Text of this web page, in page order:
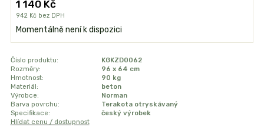
1 140 Kč
942 Kč bez DPH
Momentálně není k dispozici
Číslo produktu:
KGKZD0062
Rozměry:
96 x 64 cm
Hmotnost:
90 kg
Materiál:
beton
Výrobce:
Norman
Barva povrchu:
Terakota otryskávaný
Specifikace:
český výrobek
Hlídat cenu / dostupnost